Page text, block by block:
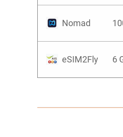
Nomad
eSIM2Fly 6